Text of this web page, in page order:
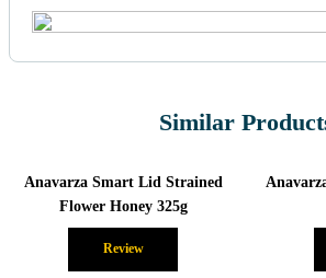
Similar
Anavarza Smart Lid Strained
Flower Honey 325g
Review